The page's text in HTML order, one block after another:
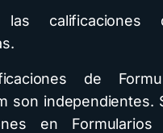
las calificaciones
de
son independientes.
en